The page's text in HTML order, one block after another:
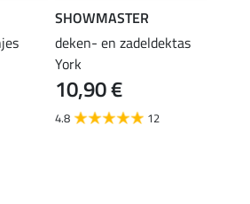
SHOWMASTER
deken- en zadeldektas
York
10,90 €
4.8 12